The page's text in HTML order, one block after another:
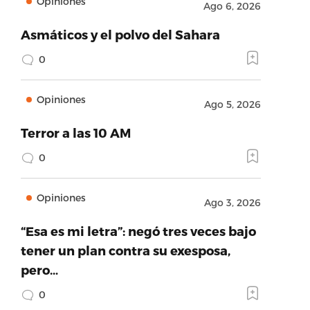
Ago 6, 2026
Asmáticos y el polvo del Sahara
0
Opiniones Ago 5, 2026
Terror a las 10 AM
0
Opiniones Ago 3, 2026
“Esa es mi letra”: negó tres veces bajo
tener un plan contra su exesposa,
pero…
0